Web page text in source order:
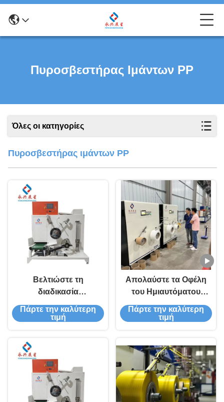
Πυροσβεστήρας Ιμάντων PP
Όλες οι κατηγορίες
Πυροσβεστήρας ιμάντων PP
Βελτιώστε τη
διαδικασία
συσκευασίας σας με
τον ρυθμιζόμενο
Strap Band Winder
Πάρτε την καλύτερη
τιμή
Απολαύστε τα Οφέλη
του Ημιαυτόματου
Τυλιχτή Servo στον
Εργοστασιακό σας
Πάρτε την καλύτερη
τιμή